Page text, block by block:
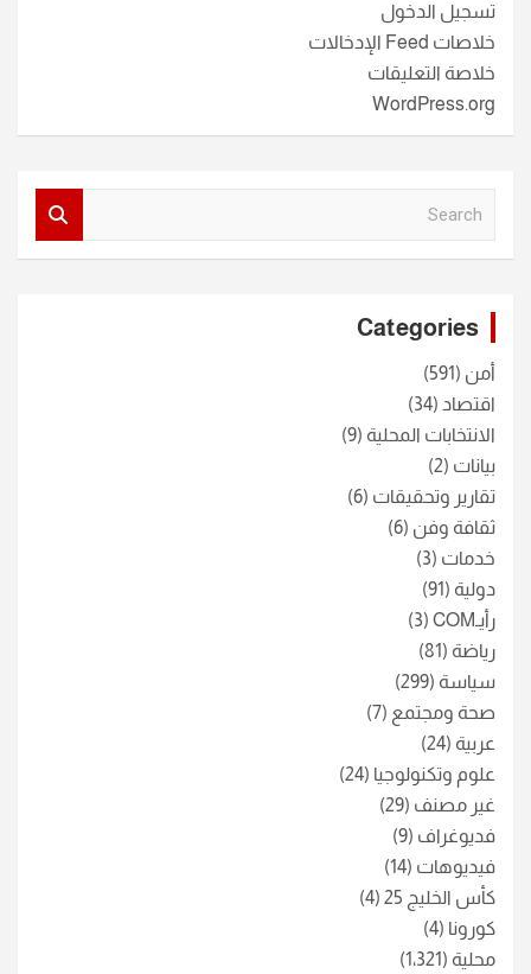
تسجيل الدخول
خلاصات Feed الإدخالات
خلاصة التعليقات
WordPress.org
Categories
أمن (591)
اقتصاد (34)
الانتخابات المحلية (9)
بيانات (2)
تقارير وتحقيقات (6)
ثقافة وفن (6)
خدمات (3)
دولية (91)
رأيـCOM
(3)
رياضة (81)
سياسة (299)
صحة ومجتمع (7)
عربية (24)
علوم وتكنولوجيا (24)
غير مصنف (29)
فديوغراف (9)
فيديوهات (14)
كأس الخليج 25
(4)
كورونا (4)
محلية (1٬321)